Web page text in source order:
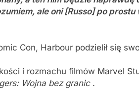
ale oni [Russo] po prostu
Con, Harbour podzielił się
i rozmachu filmów Marvel
Wojna bez granic.